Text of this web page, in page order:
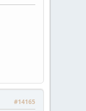
#14165